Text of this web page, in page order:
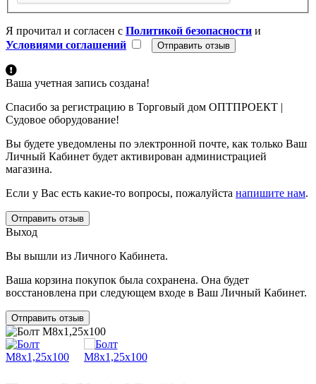
Я прочитал и согласен с Политикой безопасности и
Условиями соглашений
Ваша учетная запись создана!
Спасибо за регистрацию в Торговый дом ОПТПРОЕКТ |
Судовое оборудование!
Вы будете уведомлены по электронной почте, как только Ваш
Личный Кабинет будет активирован администрацией
магазина.
Если у Вас есть какие-то вопросы, пожалуйста напишите нам.
Отправить отзыв
Выход
Вы вышли из Личного Кабинета.
Ваша корзина покупок была сохранена. Она будет
восстановлена при следующем входе в Ваш Личный Кабинет.
Отправить отзыв